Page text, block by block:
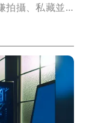
拍攝、私藏並
身碟被查到
許多未成年病
獲准，今年2月
少猥褻行為影
北地院後，
羅男續押禁見3